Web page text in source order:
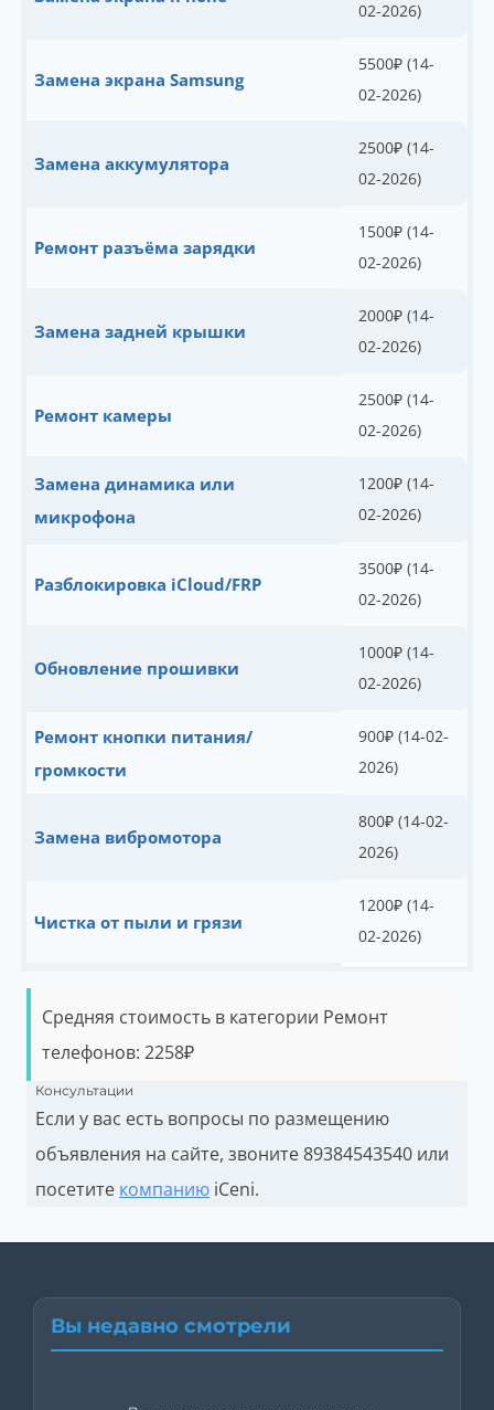
02-2026)
Замена экрана Samsung
5500₽ (14-
02-2026)
Замена аккумулятора
2500₽ (14-
02-2026)
Ремонт разъёма зарядки
1500₽ (14-
02-2026)
Замена задней крышки
2000₽ (14-
02-2026)
Ремонт камеры
2500₽ (14-
02-2026)
Замена динамика или
микрофона
1200₽ (14-
02-2026)
Разблокировка iCloud/FRP
3500₽ (14-
02-2026)
Обновление прошивки
1000₽ (14-
02-2026)
Ремонт кнопки питания/
громкости
900₽ (14-02-
2026)
Замена вибромотора
800₽ (14-02-
2026)
Чистка от пыли и грязи
1200₽ (14-
02-2026)
Средняя стоимость в категории Ремонт
телефонов: 2258₽
Консультации
Если у вас есть вопросы по размещению
объявления на сайте, звоните89384543540 или
посетите компанию iCeni.
Вы недавно смотрели